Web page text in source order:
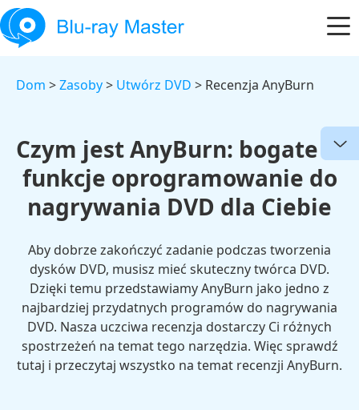
Dom >Zasoby> Utwórz DVD > Recenzja AnyBurn
Czym jest AnyBurn: bogate w
funkcje oprogramowanie do
nagrywania DVD dla Ciebie
Aby dobrze zakończyć zadanie podczas tworzenia
dysków DVD, musisz mieć skuteczny twórca DVD.
Dzięki temu przedstawiamy AnyBurn jako jedno z
najbardziej przydatnych programów do nagrywania
DVD. Nasza uczciwa recenzja dostarczy Ci różnych
spostrzeżeń na temat tego narzędzia. Więc sprawdź
tutaj i przeczytaj wszystko na temat recenzji AnyBurn.